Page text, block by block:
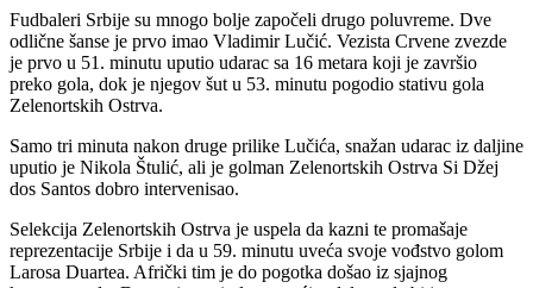
Fudbaleri Srbije su mnogo bolje započeli drugo poluvreme. Dve
odlične šanse je prvo imao Vladimir Lučić. Vezista Crvene zvezde
je prvo u 51. minutu uputio udarac sa 16 metara koji je završio
preko gola, dok je njegov šut u 53. minutu pogodio stativu gola
Zelenortskih Ostrva.
Samo tri minuta nakon druge prilike Lučića, snažan udarac iz daljine
uputio je Nikola Štulić, ali je golman Zelenortskih Ostrva Si Džej
dos Santos dobro intervenisao.
Selekcija Zelenortskih Ostrva je uspela da kazni te promašaje
reprezentacije Srbije i da u 59. minutu uveća svoje vođstvo golom
Larosa Duartea. Afrički tim je do pogotka došao iz sjajnog